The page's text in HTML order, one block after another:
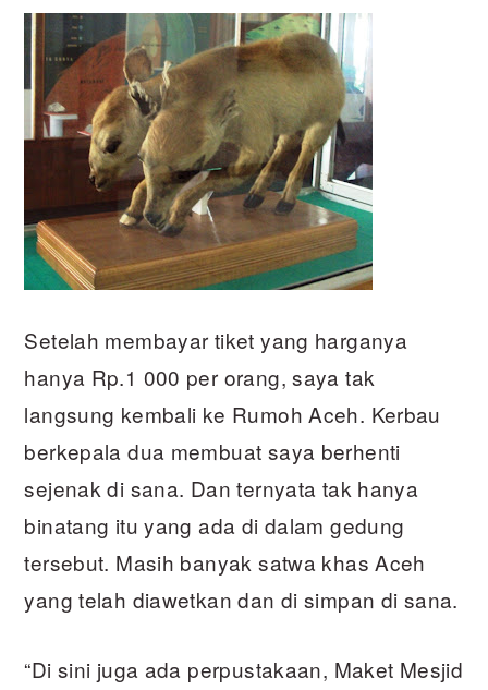
Setelah membayar tiket yang harganya
hanya Rp.1 000 per orang, saya tak
langsung kembali ke Rumoh Aceh. Kerbau
berkepala dua membuat saya berhenti
sejenak di sana. Dan ternyata tak hanya
binatang itu yang ada di dalam gedung
tersebut. Masih banyak satwa khas Aceh
yang telah diawetkan dan di simpan di sana.
“Di sini juga ada perpustakaan, Maket Mesjid